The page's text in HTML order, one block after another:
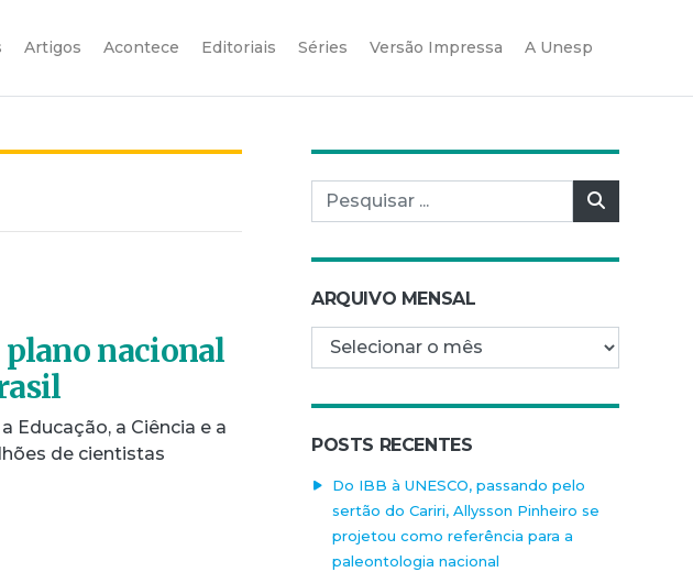
Artigos Acontece Editoriais Séries Versão Impressa A Unesp
plano nacional
Educação, a Ciência e a
de cientistas
Pesquisar por:
ARQUIVO MENSAL
Arquivo mensal
POSTS RECENTES
Do IBB à UNESCO, passando pelo
sertão do Cariri, Allysson Pinheiro se
projetou como referência para a
paleontologia nacional